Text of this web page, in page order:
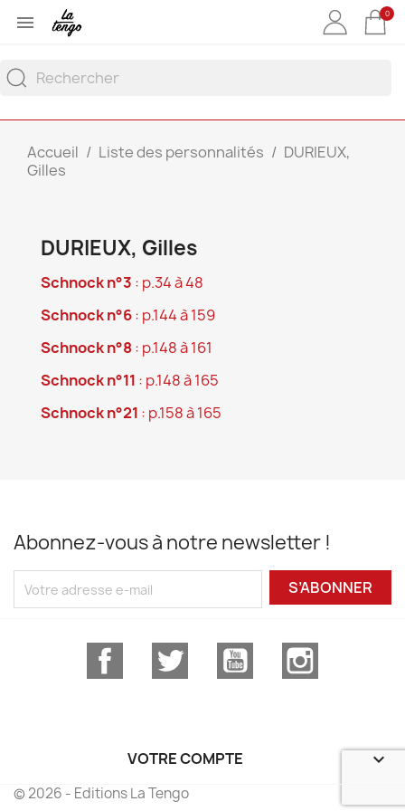
 0
Accueil Liste des personnalités
DURIEUX,
Gilles
DURIEUX, Gilles
Schnock n°3 : p.34 à 48
Schnock n°6: p.144 à 159
Schnock n°8: p.148 à 161
Schnock n°11 : p.148 à 165
Schnock n°21 : p.158 à 165
Abonnez-vous à notre newsletter !
S’ABONNER
Facebook Twitter YouTube
VOTRE COMPTE 
© 2026 - Editions La Tengo